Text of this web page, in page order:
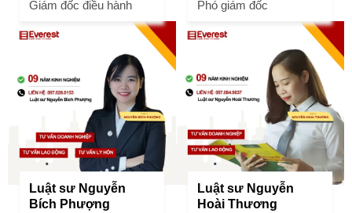
Giám đốc điều hành
Phó giám đốc
Luật sư Nguyễn
Bích Phượng
Luật sư Nguyễn
Hoài Thương